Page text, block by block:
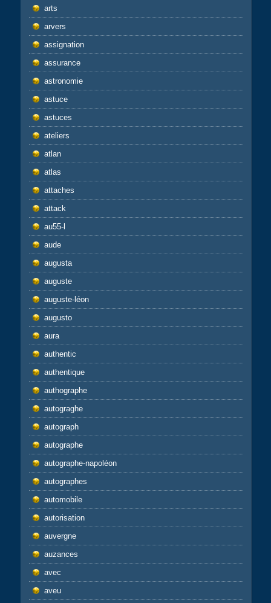
arts
arvers
assignation
assurance
astronomie
astuce
astuces
ateliers
atlan
atlas
attaches
attack
au55-l
aude
augusta
auguste
auguste-léon
augusto
aura
authentic
authentique
authographe
autograghe
autograph
autographe
autographe-napoléon
autographes
automobile
autorisation
auvergne
auzances
avec
aveu